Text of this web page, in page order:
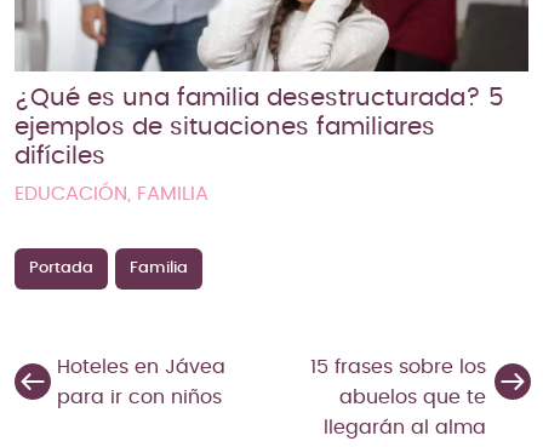
¿Qué es una familia desestructurada? 5
ejemplos de situaciones familiares
difíciles
EDUCACIÓN, FAMILIA
Portada Familia
Hoteles en Jávea
para ir con niños
15 frases sobre los
abuelos que te
llegarán al alma